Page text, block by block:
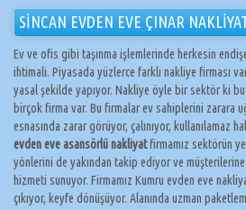
SİNCAN EVDEN EVE ÇINAR
Ev ve ofis gibi taşınma işlemlerinde herkesin
ihtimali. Piyasada yüzlerce farklı nakliye firması
yasal şekilde yapıyor. Nakliye öyle bir sektör ki
birçok firma var. Bu firmalar ev sahiplerini zarara
esnasında zarar görüyor, çalınıyor, kullanılamaz
evden eve asansörlü nakliyatfirmamız sektörün
yönlerini de yakından takip ediyor ve
hizmeti sunuyor. Firmamız Kumru evden eve
çıkıyor, keyfe dönüşüyor. Alanında uzman